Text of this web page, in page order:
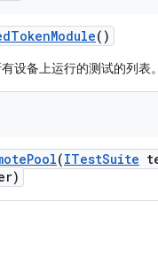
TokenModule()
设备上运行的测试的列表。
Pool(ITestSuite